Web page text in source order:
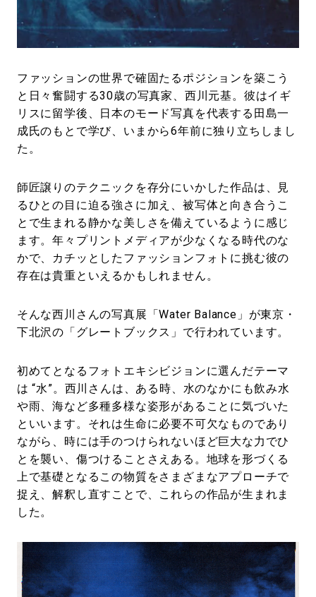
ファッションの世界で確固たるポジションを築こう
と日々奮闘する30歳の写真家、西川元基。彼はイギ
リスに留学後、日本のモード写真を代表する田島一
成氏のもとで学び、いまから6年前に独り立ちしまし
た。
師匠譲りのテクニックを存分にいかした作品は、見
るひとの目に迫る強さに加え、被写体と向き合うこ
とで生まれる静かな美しさを備えているように感じ
ます。年々プリントメディアが少なくなる時代のな
かで、カチッとしたファッションフォトに挑む彼の
存在は貴重といえるかもしれません。
そんな西川さんの写真展「Water Balance」が東京・
下北沢の「グレートブックス」で行われています。
初めてとなるフォトエキシビジョンに選んだテーマ
は “水”。西川さんは、ある時、水のなかにも飲み水
や雨、海など多種多様な姿形があることに気づいた
といいます。それは生命に必要不可欠なものであり
ながら、時には手のつけられないほど巨大な力でひ
とを襲い、傷つけることさえある。地球を形づくる
上で基礎となるこの物質をさまざまなアプローチで
捉え、解釈し直すことで、これらの作品が生まれま
した。